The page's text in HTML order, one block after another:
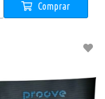
Comprar